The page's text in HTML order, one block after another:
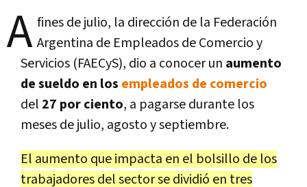
A fines de julio, la dirección de la Federación
Argentina de Empleados de Comercio y
Servicios (FAECyS), dio a conocer un aumento
de sueldo en los empleados de comercio
del 27 por ciento, a pagarse durante los
meses de julio, agosto y septiembre.
El aumento que impacta en el bolsillo de los
trabajadores del sector se dividió en tres